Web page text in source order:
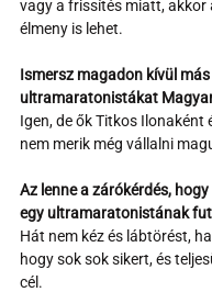
vagy a frissítés miatt, akkor
élmeny is lehet.
Ismersz magadon kívül más
ultramaratonistákat
Igen, de ők Titkos Ilonaként
nem merik még vállalni
Az lenne a zárókérdés,
egy ultramaratonistának
Hát nem kéz és lábtörést,
hogy sok sok sikert, és
cél.